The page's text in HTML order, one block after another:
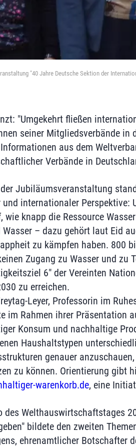
"40 Jahre Deutsche Sektion der
"Umgekehrt fließen
seiner Mitgliedsverbände in
aus dem
Verbände in
Jubiläumsveranstaltung
und internationaler
wie knapp die Ressource
Wasser – dazu gehört laut Eid
zu kämpfen haben. 800
Zugang zu Wasser und zu
6" der Vereinten
zu erreichen.
Leyer, Professorin im
im Rahmen ihrer Präsentation
Konsum und nachhaltige
Haushaltstypen
genauer
zu können. Orientierung gibt
warenkorb.de, eine
des Welthauswirtschaftstages
bildete den zweiten
ehrenamtlicher Botschafter